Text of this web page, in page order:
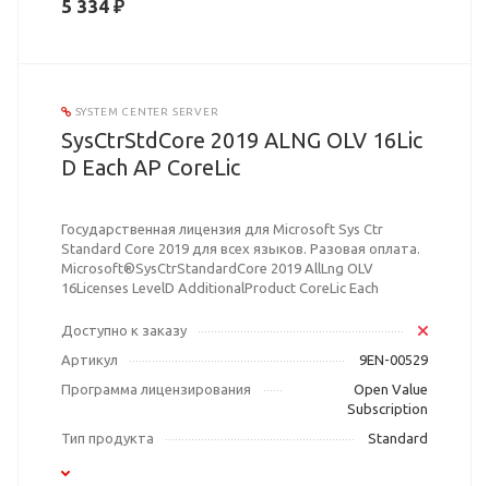
5 334 ₽
SYSTEM CENTER SERVER
SysCtrStdCore 2019 ALNG OLV 16Lic
D Each AP CoreLic
Государственная лицензия для Microsoft Sys Ctr
Standard Core 2019 для всех языков. Разовая оплата.
Microsoft®SysCtrStandardCore 2019 AllLng OLV
16Licenses LevelD AdditionalProduct CoreLic Each
Доступно к заказу
Артикул
9EN-00529
Программа лицензирования
Open Value
Subscription
Тип продукта
Standard